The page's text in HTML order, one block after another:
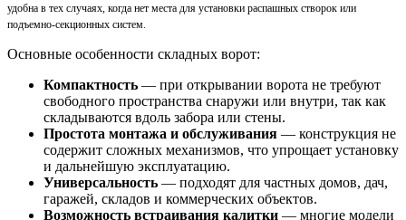
удобна в тех случаях, когда нет места для установки распашных створок или
подъемно-секционных систем.
Основные особенности складных ворот:
Компактность — при открывании ворота не требуют
свободного пространства снаружи или внутри, так как
складываются вдоль забора или стены.
Простота монтажа и обслуживания — конструкция не
содержит сложных механизмов, что упрощает установку
и дальнейшую эксплуатацию.
Универсальность — подходят для частных домов, дач,
гаражей, складов и коммерческих объектов.
Возможность встраивания калитки — многие модели